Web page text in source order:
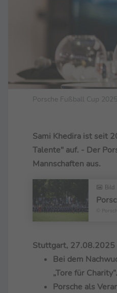
Porsche Fußball Cup
Sami Khedira ist seit
Talente" auf. - Der
Mannschaften aus.
Bild
©
Stuttgart, 27.08.2025
Bei dem
„Tore für Charity“.
Porsche als